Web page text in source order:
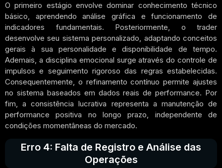
O primeiro estágio envolve dominar conhecimento técnico
básico, aprendendo análise gráfica e funcionamento de
indicadores fundamentais. Posteriormente, o trader
desenvolve seu sistema personalizado, adaptando conceitos
gerais à sua personalidade e disponibilidade de tempo.
Ademais, a disciplina emocional surge através do controle de
impulsos e seguimento rigoroso das regras estabelecidas.
Consequentemente, o refinamento contínuo permite ajustes
no sistema baseados em dados reais de performance. Por
fim, a consistência lucrativa representa a manutenção de
performance positiva no longo prazo, independente de
condições momentâneas do mercado.
Erro 4: Falta de Registro e Análise das
Operações